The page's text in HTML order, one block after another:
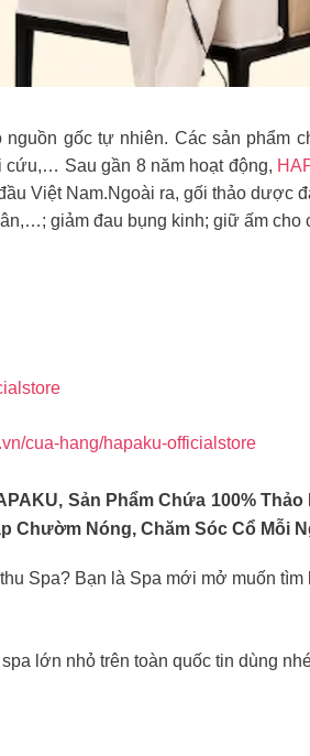
gốc tự nhiên. Các sản phẩm
Sau gần 8 năm hoạt động,
Việt Nam.Ngoài ra, gối thảo dược
giảm đau bụng kinh; giữ ấm
cua-hang/hapaku-officialstore
Sản Phẩm Chứa 100%
Chườm Nóng, Chăm Sóc Cổ Mỗi
Spa? Bạn là Spa mới mở muốn
lớn nhỏ trên toàn quốc tin dùng